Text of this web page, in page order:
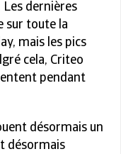
dernières
sur toute la
mais les pics
cela, Criteo
pendant
désormais un
désormais